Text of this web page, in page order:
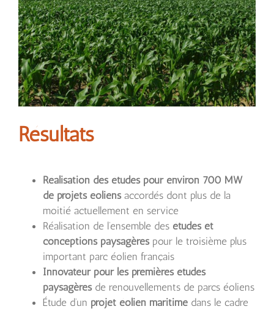
Résultats
Réalisation des études pour environ 700 MW
de projets éoliensaccordés dont plus de la
moitié actuellement en service
Réalisation de l’ensemble des études et
conceptions paysagèrespour le troisième plus
important parc éolien français
Innovateur pour les premières études
paysagèresde renouvellements de parcs éoliens
Étude d’un projet éolien maritime dans le cadre